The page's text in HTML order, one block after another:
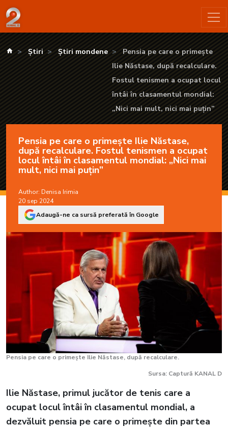
Pensia pe care o primește Ilie Năstase, după recalculare.
kanald.ro
Știri Știri mondene
Pensia pe care o primește
Ilie Năstase, după recalculare.
Fostul tenismen a ocupat locul
întâi în clasamentul mondial:
„Nici mai mult, nici mai puțin”
Pensia pe care o primește Ilie Năstase,
după recalculare. Fostul tenismen a ocupat
locul întâi în clasamentul mondial: „Nici mai
mult, nici mai puțin”
Author: Denisa Irimia
20 sep 2024
Adaugă-ne ca sursă preferată în Google
Pensia pe care o primește Ilie Năstase, după recalculare.
Sursa: Captură KANAL D
Ilie Năstase, primul jucător de tenis care a
ocupat locul întâi în clasamentul mondial, a
dezvăluit pensia pe care o primește din partea